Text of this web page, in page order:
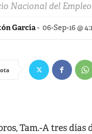
Nacional del
García- 06-Sep-16 @
Tam.-A tres días